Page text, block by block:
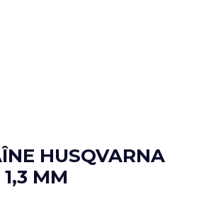
HUSQVARNA
MM